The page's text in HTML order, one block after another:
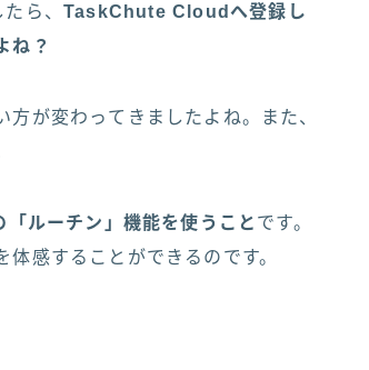
ら、 TaskChute Cloudへ登録し
ね？
が変わってきましたよね。また、
ルーチン」機能を使うこと です。
感することができるのです。